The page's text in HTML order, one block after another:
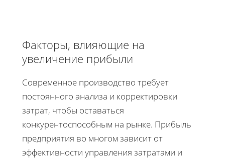
Факторы, влияющие на
увеличение прибыли
Современное производство требует
постоянного анализа и корректировки
затрат, чтобы оставаться
конкурентоспособным на рынке. Прибыль
предприятия во многом зависит от
эффективности управления затратами и